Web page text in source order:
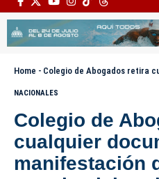
Home - Colegio de Abogados retira cualquier documento
NACIONALES
Colegio de
cualquier
manifestación